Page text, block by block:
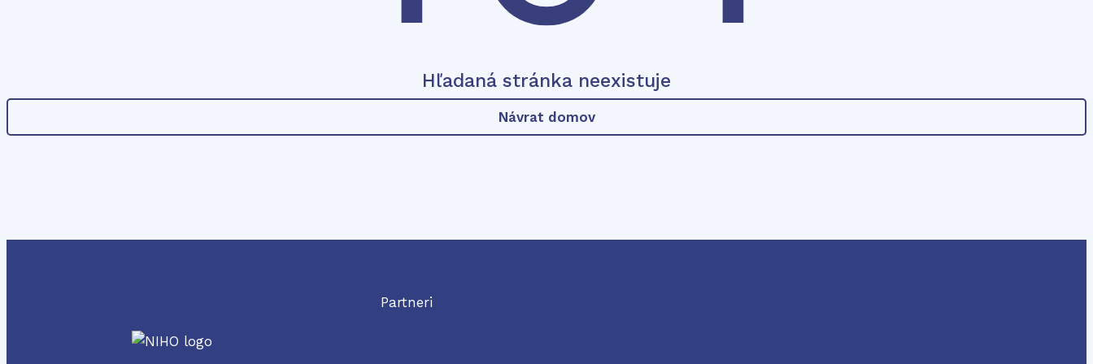
Hľadaná stránka neexistuje
Návrat domov
Partneri